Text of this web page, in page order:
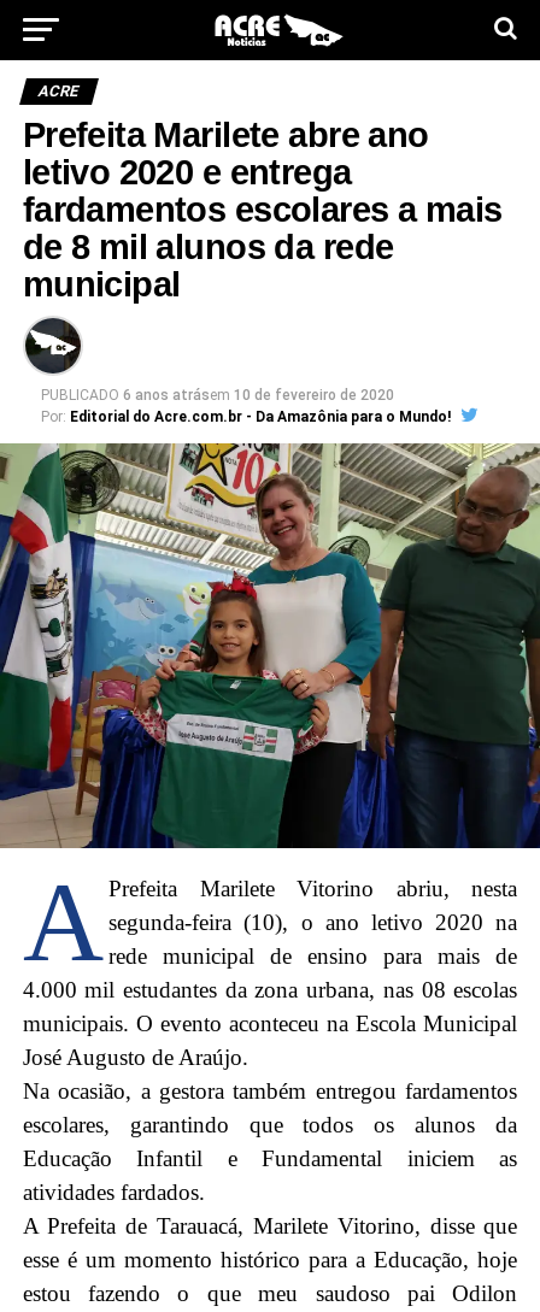
ACRE
Prefeita Marilete abre ano
letivo 2020 e entrega
fardamentos escolares a mais
de 8 mil alunos da rede
municipal
PUBLICADO 6 anos atrásem 10 de fevereiro de 2020
Por: Editorial do Acre.com.br - Da Amazônia para o Mundo!
A Prefeita Marilete Vitorino abriu, nesta
segunda-feira (10), o ano letivo 2020 na
rede municipal de ensino para mais de
4.000 mil estudantes da zona urbana, nas 08 escolas
municipais. O evento aconteceu na Escola Municipal
José Augusto de Araújo.
Na ocasião, a gestora também entregou fardamentos
escolares, garantindo que todos os alunos da
Educação Infantil e Fundamental iniciem as
atividades fardados.
A Prefeita de Tarauacá, Marilete Vitorino, disse que
esse é um momento histórico para a Educação, hoje
estou fazendo o que meu saudoso pai Odilon